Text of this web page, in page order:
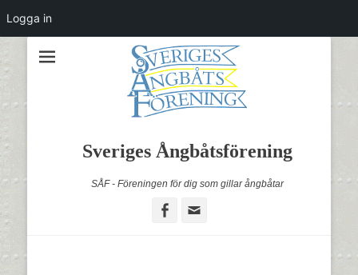
Sveriges Ångbåtsförening
SÅF - Föreningen för dig som gillar ångbåtar
Facebook
Logga in